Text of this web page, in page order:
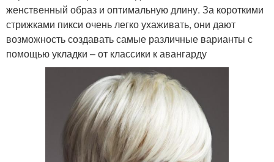
женственный образ и оптимальную длину. За короткими
стрижками пикси очень легко ухаживать, они дают
возможность создавать самые различные варианты с
помощью укладки – от классики к авангарду